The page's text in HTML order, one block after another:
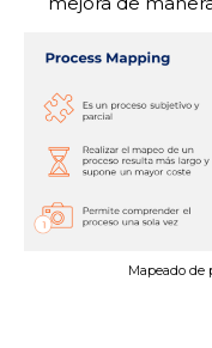
Mapeado de